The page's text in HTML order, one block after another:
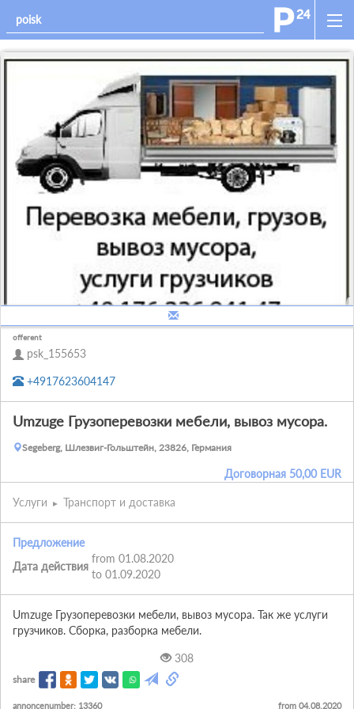
offerent
psk_155653
+4917623604147
Umzuge Грузоперевозки мебели, вывоз мусора.
Segeberg, Шлезвиг-Гольштейн, 23826, Германия
Договорная 50,00 EUR
Услуги Транспорт и доставка
Предложение
Дата действия
from 01.08.2020
to 01.09.2020
Umzuge Грузоперевозки мебели, вывоз мусора. Так же услуги
грузчиков. Сборка, разборка мебели.
308
share
annoncenumber: 13360 from 04.08.2020